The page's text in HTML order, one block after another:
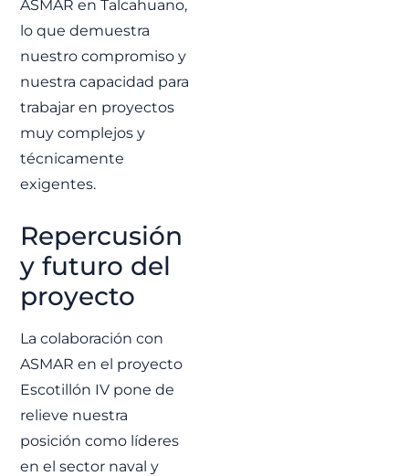
ASMAR en Talcahuano,
lo que demuestra
nuestro compromiso y
nuestra capacidad para
trabajar en proyectos
muy complejos y
técnicamente
exigentes.
Repercusión
y futuro del
proyecto
La colaboración con
ASMAR en el proyecto
Escotillón IV pone de
relieve nuestra
posición como líderes
en el sector naval y